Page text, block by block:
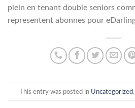
plein en tenant double seniors
representent abonnes pour
This entry was posted in Uncategorized